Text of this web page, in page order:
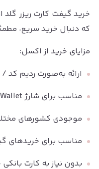
خرید گیفت کارت ریزر
که دنبال خرید سریع،
مزایای خرید از اکسل:
ارائه به‌صورت ردیم کد / PIN
مناسب برای شارژ Razer Gold Wallet
موجودی کشورهای
مناسب برای خریدهای
بدون نیاز به کارت